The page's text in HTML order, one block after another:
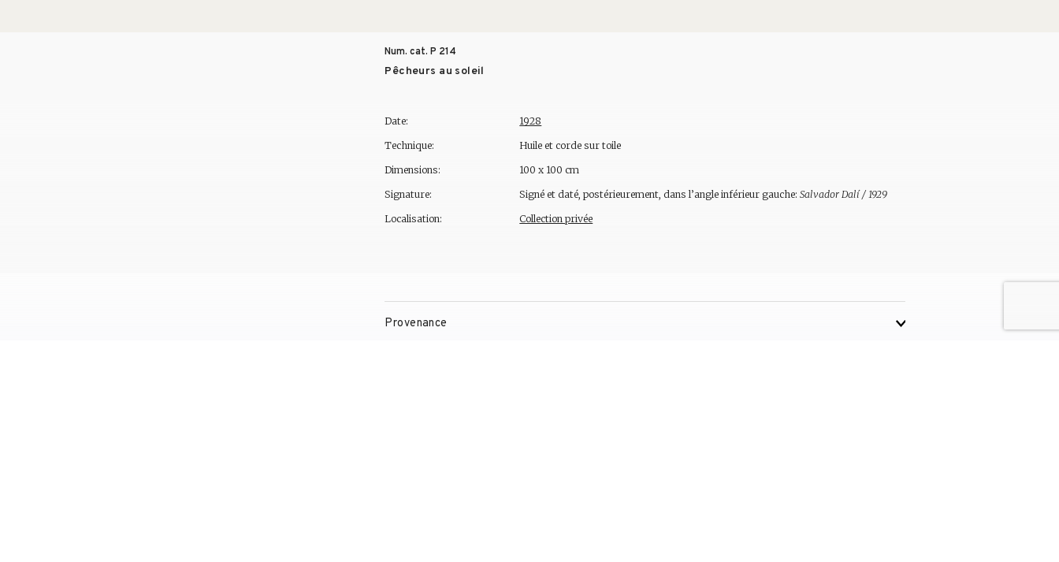
Num. cat. P 214
Pêcheurs au soleil
Date: 1928
Technique: Huile et corde sur toile
Dimensions: 100 x 100 cm
Signature: Signé et daté, postérieurement, dans l’angle inférieur gauche:Salvador Dalí / 1929
Localisation: Collection privée
Provenance